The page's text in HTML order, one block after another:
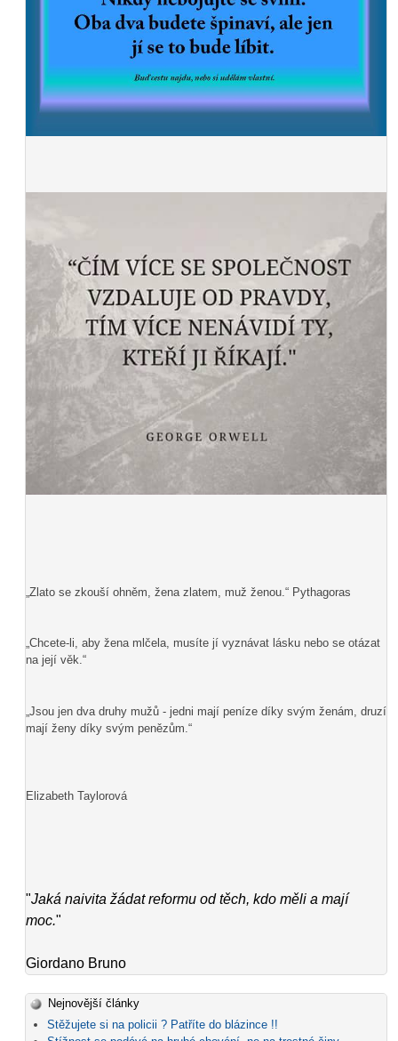
„Zlato se zkouší ohněm, žena zlatem, muž ženou.“ Pythagoras
„Chcete-li, aby žena mlčela, musíte jí vyznávat lásku nebo se otázat
na její věk.“
„Jsou jen dva druhy mužů - jedni mají peníze díky svým ženám, druzí
mají ženy díky svým penězům.“
Elizabeth Taylorová
"Jaká naivita žádat reformu od těch, kdo měli a mají
moc."
Giordano Bruno
Nejnovější články
Stěžujete si na policii ? Patříte do blázince !!